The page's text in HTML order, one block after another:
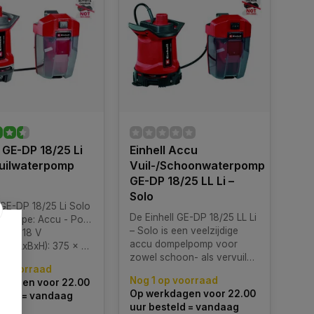
DP 18/25 Li
DP 18/25 Li Solo
Accu - Power-X-Change
18 V
375 x 230 x 305 mm
voorraad
voor 22.00
= vandaag
Einhell Accu
Vuil-/Schoonwaterpomp
GE-DP 18/25 LL Li –
Solo
De Einhell GE-DP 18/25 LL Li
– Solo is een veelzijdige
accu dompelpomp voor
zowel schoon- als vervuild
pompbodem kan eenvoudig
worden geschakeld tussen
laagwaterzuigen en het
Nog 1 op voorraad
Op werkdagen voor 22.00
uur besteld = vandaag